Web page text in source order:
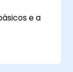
e a
e